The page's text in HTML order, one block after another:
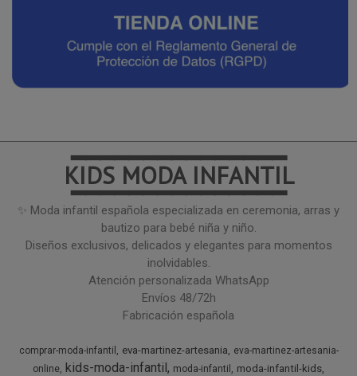
━━━━━━━━━━━━━━━
KIDS MODA INFANTIL
━━━━━━━━━━━━━━━
✨ Moda infantil española especializada en ceremonia, arras y
bautizo para bebé niña y niño.
Diseños exclusivos, delicados y elegantes para momentos
inolvidables.
Atención personalizada WhatsApp
Envíos 48/72h
Fabricación española
comprar-moda-infantil eva-martinez-artesania
eva-martinez-artesania-
online kids-moda-infantil moda-infantil
moda-infantil-kids